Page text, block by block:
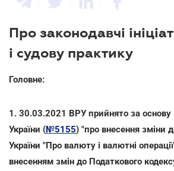
Про законодавчі
і судову практику
Головне:
1. 30.03.2021 ВРУ прийнято за основу
України (№5155) "про внесення зміни
України "Про валюту і валютні
внесенням змін до Податкового